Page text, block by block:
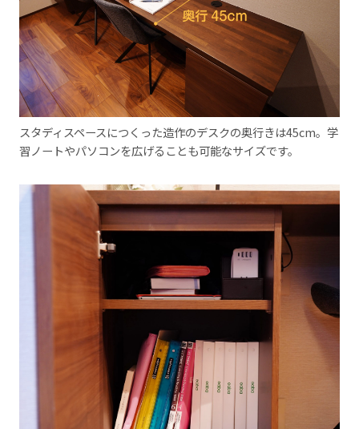
スタディスペースにつくった造作のデスクの奥行きは45cm。学
習ノートやパソコンを広げることも可能なサイズです。